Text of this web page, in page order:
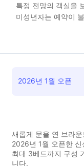
특정 전망의 객실을
미성년자는 예약이
2026년 1월 오픈
새롭게 문을 연 브라
2026년 1월 오픈한
최대 3베드까지 구성
니다.